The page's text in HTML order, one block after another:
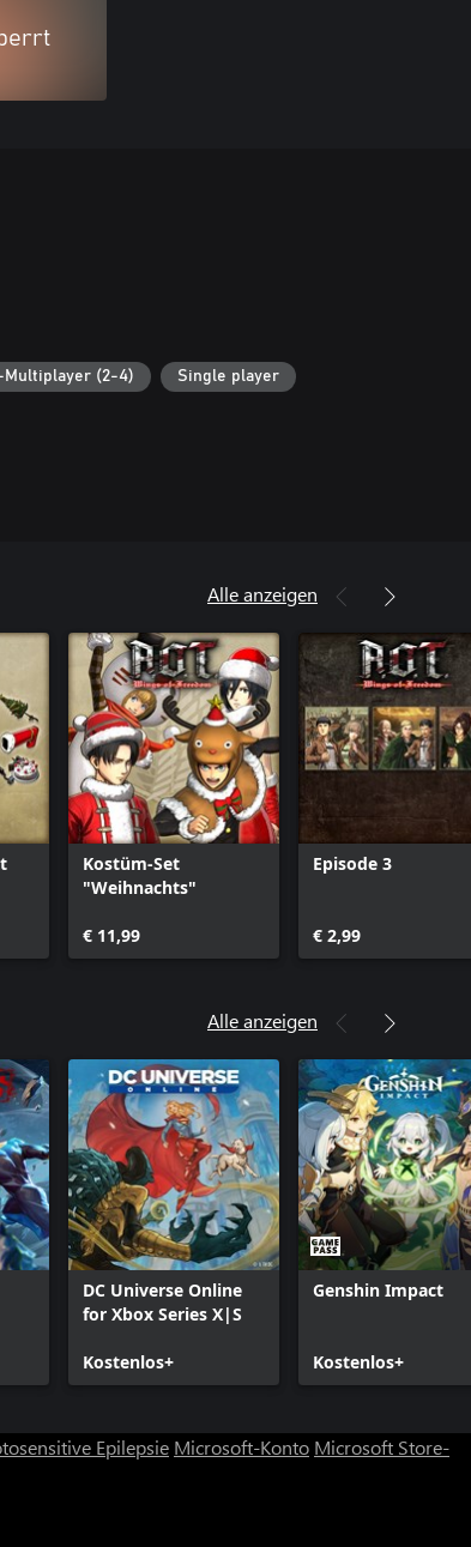
Multiplayer (2-4) Single player
Alle anzeigen
Kostüm-Set
"Weihnachts"
€ 11,99
Episode 3
€ 2,99
Alle anzeigen
DC Universe Online
for Xbox Series X|S
Kostenlos+
Genshin Impact
Kostenlos+
Epilepsie Microsoft-Konto Microsoft Store-